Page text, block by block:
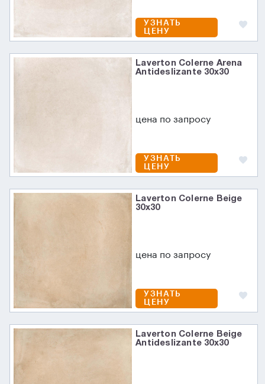
УЗНАТЬ
ЦЕНУ
Laverton Colerne Arena
Antideslizante 30х30
цена по запросу
УЗНАТЬ
ЦЕНУ
Laverton Colerne Beige
30х30
цена по запросу
УЗНАТЬ
ЦЕНУ
Laverton Colerne Beige
Antideslizante 30x30